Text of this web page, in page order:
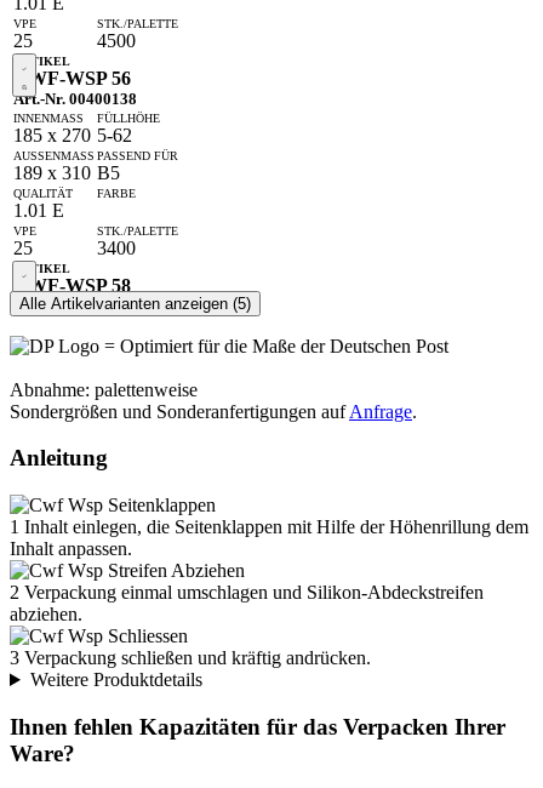
25
4500
CWF-WSP 56
Art.-Nr. 00400138
185 x 270 5-62
189 x 310 B5
1.01 E
25
3400
CWF-WSP 58
Art.-Nr. 00400141
215 x 302 5-73
219
x 342
A4
1.01 E
CWF-WSP 60
Art.-Nr. 00400144
250 x 310 5-70
254 x 352
1.01 E
25
2250
Alle Artikelvarianten anzeigen (5)
= Optimiert für die Maße der Deutschen Post
Abnahme: palettenweise
Sondergrößen und Sonderanfertigungen aufAnfrage.
Anleitung
1 Inhalt einlegen, die Seitenklappen mit Hilfe der Höhenrillung dem
Inhalt anpassen.
2 Verpackung einmal umschlagen und Silikon-Abdeckstreifen
abziehen.
3 Verpackung schließen und kräftig andrücken.
Weitere Produktdetails
Ihnen fehlen Kapazitäten für das Verpacken Ihrer
Ware?